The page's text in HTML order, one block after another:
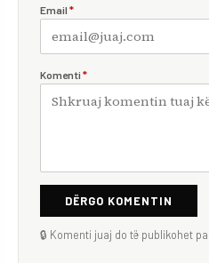
Email *
Komenti *
DËRGO KOMENTIN
🔒 Komenti juaj do të publikohet